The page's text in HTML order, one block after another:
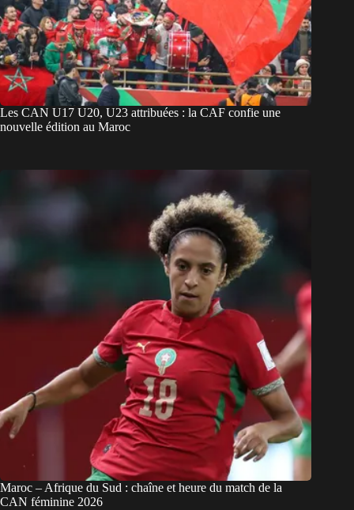
Les CAN U17 U20, U23 attribuées : la CAF confie une
nouvelle édition au Maroc
Maroc – Afrique du Sud : chaîne et heure du match de la
CAN féminine 2026